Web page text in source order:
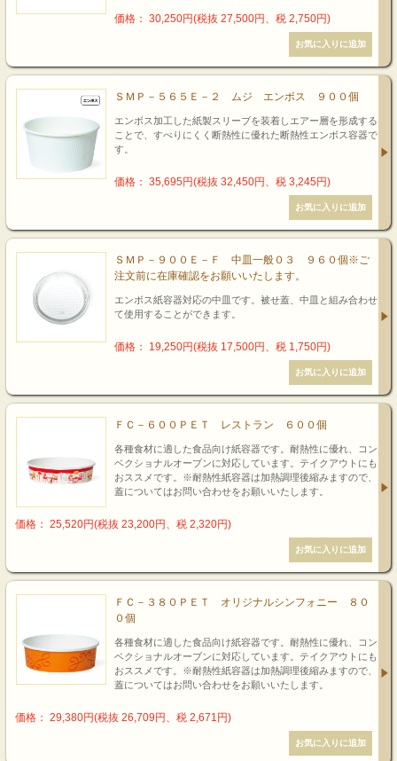
価格： 30,250円(税抜 27,500円、税 2,750円)
ＳＭＰ－５６５Ｅ－２ ムジ エンボス ９００個
エンボス加工した紙製スリーブを装着しエアー層を形成する
ことで、すべりにくく断熱性に優れた断熱性エンボス容器で
す。
価格： 35,695円(税抜 32,450円、税 3,245円)
ＳＭＰ－９００Ｅ－Ｆ 中皿一般０３ ９６０個※ご
注文前に在庫確認をお願いいたします。
エンボス紙容器対応の中皿です。被せ蓋、中皿と組み合わせ
て使用することができます。
価格： 19,250円(税抜 17,500円、税 1,750円)
ＦＣ－６００ＰＥＴ レストラン ６００個
各種食材に適した食品向け紙容器です。耐熱性に優れ、コン
ベクショナルオーブンに対応しています。テイクアウトにも
おススメです。※耐熱性紙容器は加熱調理後縮みますので、
蓋についてはお問い合わせをお願いいたします。
価格： 25,520円(税抜 23,200円、税 2,320円)
ＦＣ－３８０ＰＥＴ オリジナルシンフォニー ８０
０個
各種食材に適した食品向け紙容器です。耐熱性に優れ、コン
ベクショナルオーブンに対応しています。テイクアウトにも
おススメです。※耐熱性紙容器は加熱調理後縮みますので、
蓋についてはお問い合わせをお願いいたします。
価格： 29,380円(税抜 26,709円、税 2,671円)